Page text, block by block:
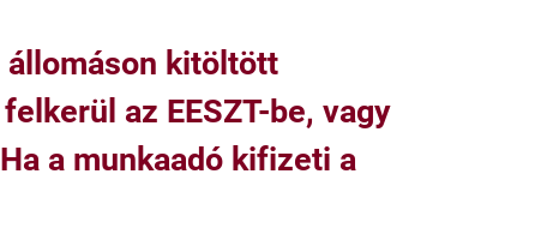
állomáson kitöltött
az EESZT-be, vagy
a munkaadó kifizeti a